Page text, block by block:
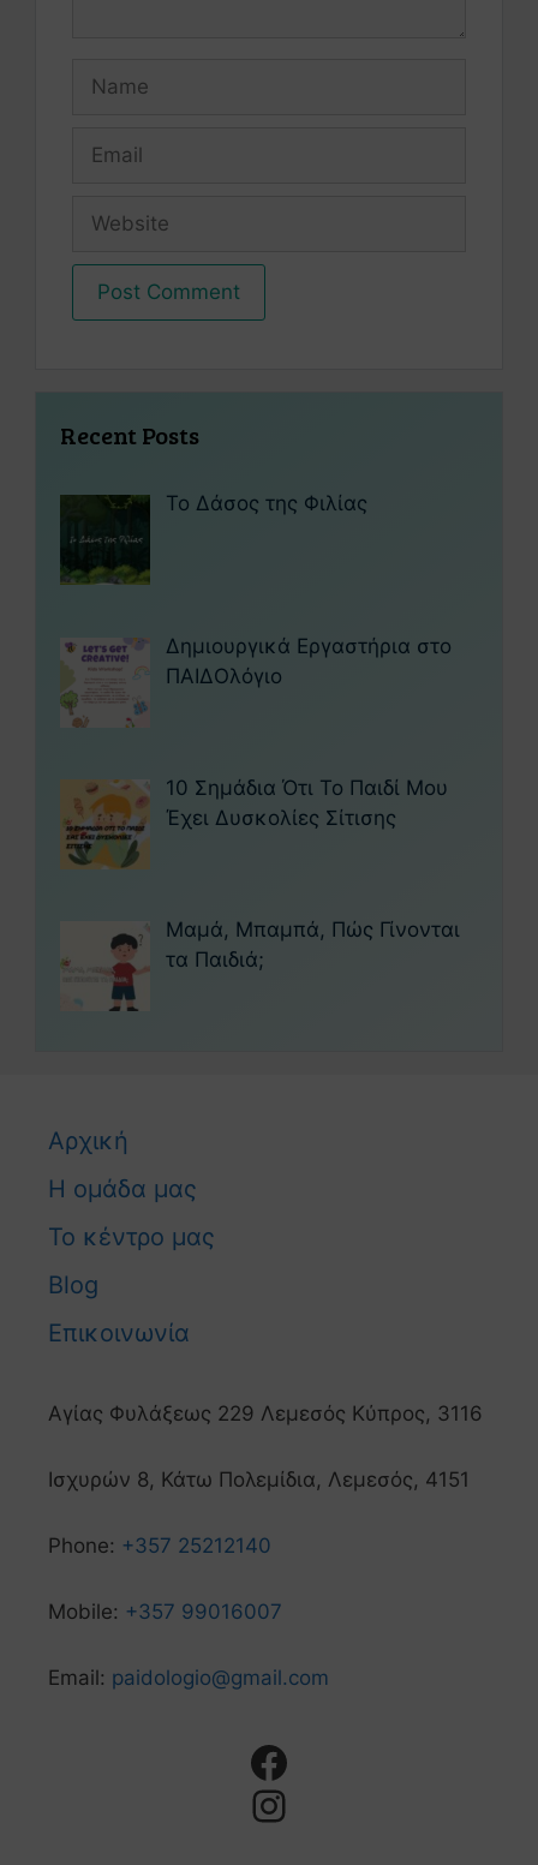
Recent Posts
Το Δάσος της Φιλίας
Δημιουργικά Εργαστήρια στο
ΠΑΙΔΟλόγιο
10 Σημάδια Ότι Το Παιδί Μου
Έχει Δυσκολίες Σίτισης
Μαμά, Μπαμπά, Πώς Γίνονται
τα Παιδιά;
Αρχική
Η ομάδα μας
Το κέντρο μας
Blog
Επικοινωνία
Αγίας Φυλάξεως 229 Λεμεσός Κύπρος, 3116
Ισχυρών 8, Κάτω Πολεμίδια, Λεμεσός, 4151
Phone: +357 25212140
Mobile: +357 99016007
Email: paidologio@gmail.com